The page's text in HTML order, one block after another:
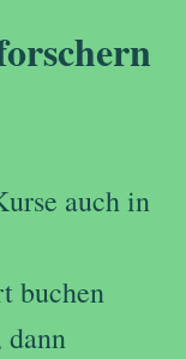
auch in
buchen
dann